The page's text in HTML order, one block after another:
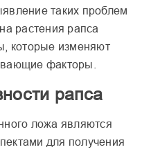
таких проблем
растения рапса
которые изменяют
факторы.
рапса
ложа являются
для получения